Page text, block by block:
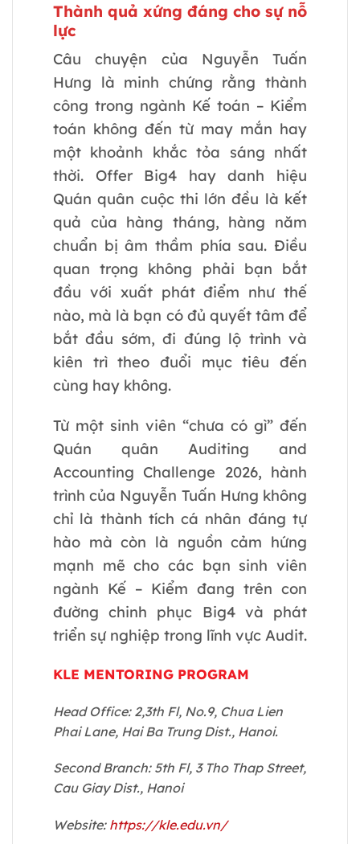
Thành quả xứng đáng cho sự nỗ
lực
Câu chuyện của Nguyễn Tuấn
Hưng là minh chứng rằng thành
công trong ngành Kế toán – Kiểm
toán không đến từ may mắn hay
một khoảnh khắc tỏa sáng nhất
thời. Offer Big4 hay danh hiệu
Quán quân cuộc thi lớn đều là kết
quả của hàng tháng, hàng năm
chuẩn bị âm thầm phía sau. Điều
quan trọng không phải bạn bắt
đầu với xuất phát điểm như thế
nào, mà là bạn có đủ quyết tâm để
bắt đầu sớm, đi đúng lộ trình và
kiên trì theo đuổi mục tiêu đến
cùng hay không.
Từ một sinh viên “chưa có gì” đến
Quán quân Auditing and
Accounting Challenge 2026, hành
trình của Nguyễn Tuấn Hưng không
chỉ là thành tích cá nhân đáng tự
hào mà còn là nguồn cảm hứng
mạnh mẽ cho các bạn sinh viên
ngành Kế – Kiểm đang trên con
đường chinh phục Big4 và phát
triển sự nghiệp trong lĩnh vực Audit.
KLE MENTORING PROGRAM
Head Office: 2,3th Fl, No.9, Chua Lien
Phai Lane, Hai Ba Trung Dist., Hanoi.
Second Branch: 5th Fl, 3 Tho Thap Street,
Cau Giay Dist., Hanoi
Website: https://kle.edu.vn/